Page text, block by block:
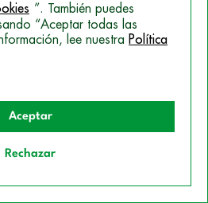
Enfermería
”. También puedes
“Aceptar todas las
lee nuestra Política
Aceptar
Rechazar